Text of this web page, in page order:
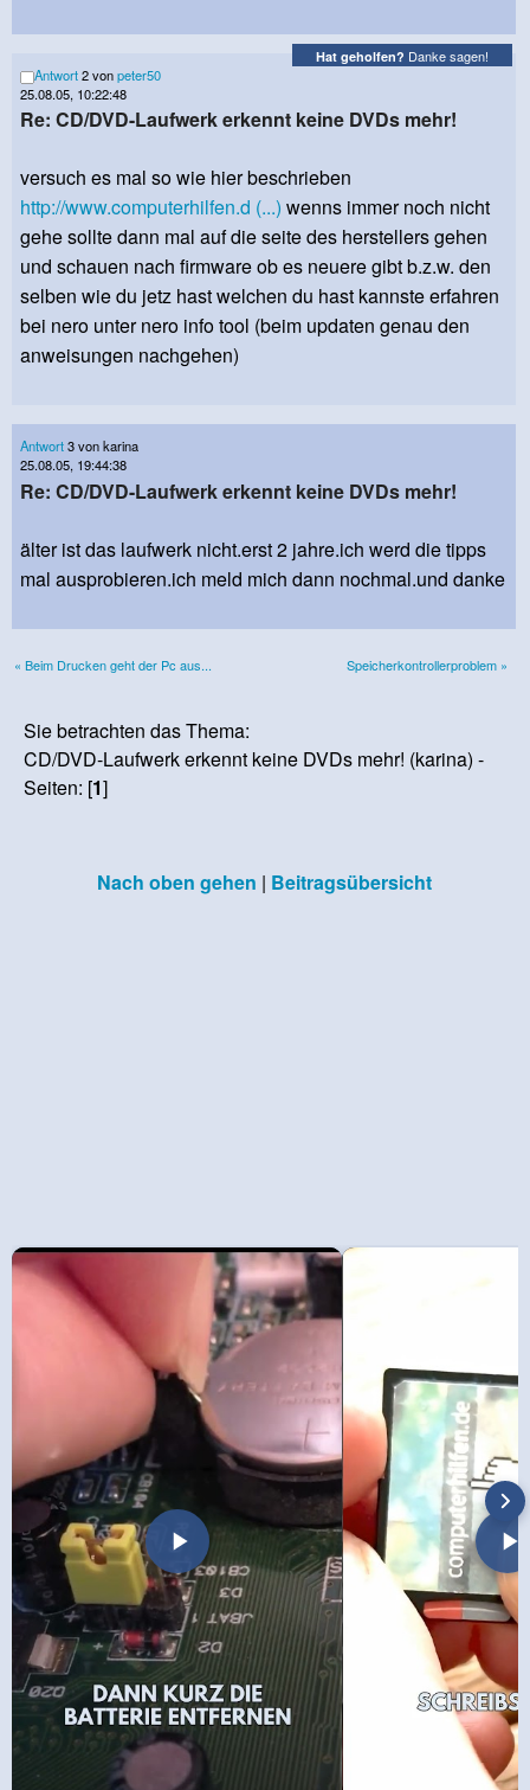
Hat geholfen? Danke sagen!
Antwort2 vonpeter50
25.08.05, 10:22:48
Re: CD/DVD-Laufwerk erkennt keine DVDs mehr!
versuch es mal so wie hier beschrieben
http://www.computerhilfen.d (...) wenns immer noch nicht
gehe sollte dann mal auf die seite des herstellers gehen
und schauen nach firmware ob es neuere gibt b.z.w. den
selben wie du jetz hast welchen du hast kannste erfahren
bei nero unter nero info tool (beim updaten genau den
anweisungen nachgehen)
Antwort3 von karina
25.08.05, 19:44:38
Re: CD/DVD-Laufwerk erkennt keine DVDs mehr!
älter ist das laufwerk nicht.erst 2 jahre.ich werd die tipps
mal ausprobieren.ich meld mich dann nochmal.und danke
« Beim Drucken geht der Pc aus... Speicherkontrollerproblem »
Sie betrachten das Thema:
CD/DVD-Laufwerk erkennt keine DVDs mehr! (karina) -
Seiten: [1]
Nach oben gehen | Beitragsübersicht